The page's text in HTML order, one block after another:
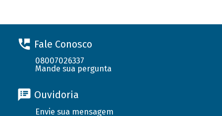
Fale Conosco
08007026337
Mande sua pergunta
Ouvidoria
Envie sua mensagem